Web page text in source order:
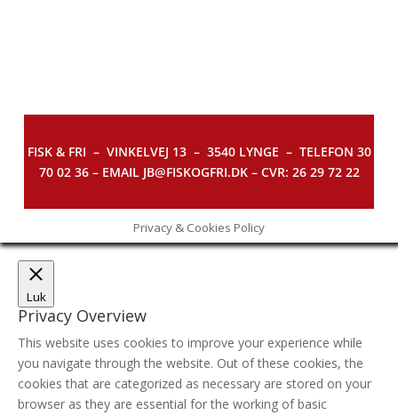
FISK & FRI – VINKELVEJ 13 – 3540 LYNGE – TELEFON 30
70 02 36 – EMAIL JB@FISKOGFRI.DK – CVR: 26 29 72 22
Privacy & Cookies Policy
Luk
Privacy Overview
This website uses cookies to improve your experience while
you navigate through the website. Out of these cookies, the
cookies that are categorized as necessary are stored on your
browser as they are essential for the working of basic